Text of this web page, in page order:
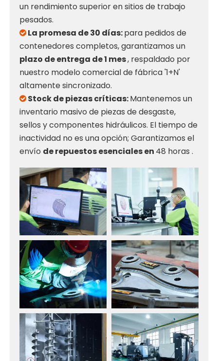
un rendimiento superior en sitios de trabajo
pesados.
 La promesa de 30 días:para pedidos de
contenedores completos, garantizamos un
plazo de entrega de 1 mes, respaldado por
nuestro modelo comercial de fábrica '1+N'
altamente sincronizado.
 Stock de piezas críticas:Mantenemos un
inventario masivo de piezas de desgaste,
sellos y componentes hidráulicos. El tiempo de
inactividad no es una opción; Garantizamos el
envío de repuestos esenciales en 48 horas .